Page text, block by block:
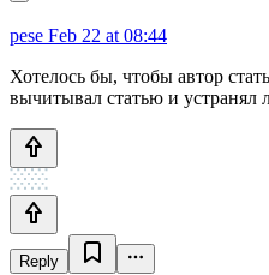
pese Feb 22 at 08:44
Хотелось бы, чтобы автор
вычитывал статью и устранял
Reply